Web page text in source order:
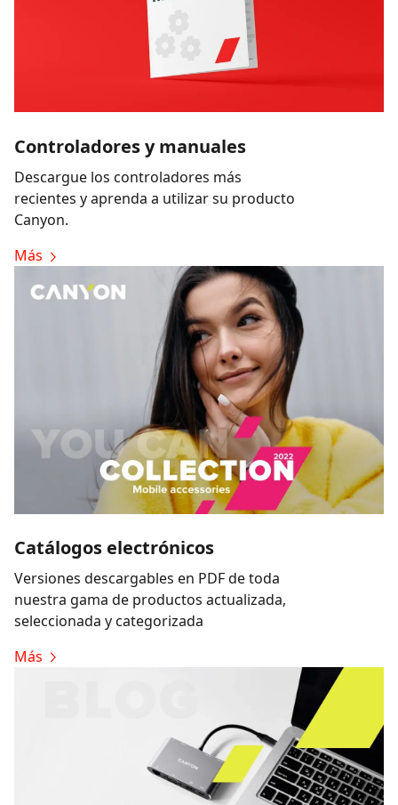
Controladores y manuales
Descargue los controladores más
recientes y aprenda a utilizar su producto
Canyon.
Más
Catálogos electrónicos
Versiones descargables en PDF de toda
nuestra gama de productos actualizada,
seleccionada y categorizada
Más